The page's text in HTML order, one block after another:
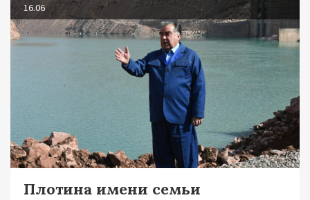
16.06
Плотина имени семьи